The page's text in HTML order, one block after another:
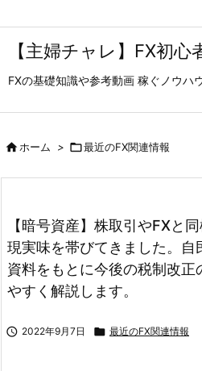
【主婦チャレ】FX初心
FXの基礎知識や参考動画 稼ぐノウハ
ホーム > 最近のFX関連情報
【暗号資産】株取引やFXと
現実味を帯びてきました。自
資料をもとに今後の税制改正
やすく解説します。
 2022年9月7日  最近のFX関連情報